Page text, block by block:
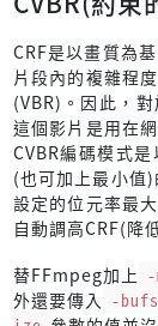
CRF是以畫質為
片段內的複雜程
(VBR)。因此，
這個影片是用在
CVBR編碼模式
(也可加上最小值
設定的位元率最
自動調高CRF(降
替FFmpeg加上
外還要傳入 -